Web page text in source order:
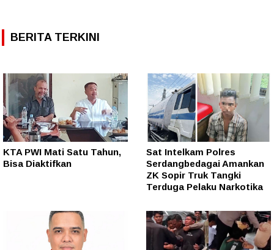
BERITA TERKINI
KTA PWI Mati Satu Tahun,
Bisa Diaktifkan
Sat Intelkam Polres
Serdangbedagai Amankan
ZK Sopir Truk Tangki
Terduga Pelaku Narkotika